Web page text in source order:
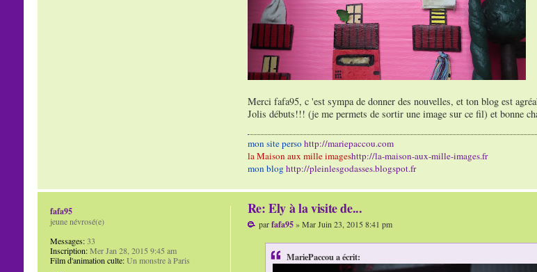
Merci fafa95, c 'est sympa de donner des nouvelles, et ton blog est
Jolis débuts!!! (je me permets de sortir une image sur ce fil) et bonne
mon site persohttp://mariepaccou.com
la Maison aux mille imageshttp://la-maison-aux-mille-images.fr
mon blog http://pleinlesgodasses.blogspot.fr
Re: Ely à la visite de...
parfafa95» Mar Juin 23, 2015 8:41 pm
MariePaccou a écrit:
fafa95
jeune névrosé(e)
Messages:33
Inscription:Mer Jan 28, 2015 9:45 am
Film d'animation culte:Un monstre à Paris